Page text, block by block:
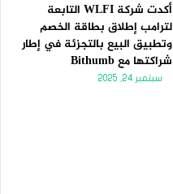
أكدت شركة WLFI التابعة
لترامب إطلاق بطاقة الخصم
وتطبيق البيع بالتجزئة في إطار
شراكتها مع Bithumb
سبتمبر 24, 2025